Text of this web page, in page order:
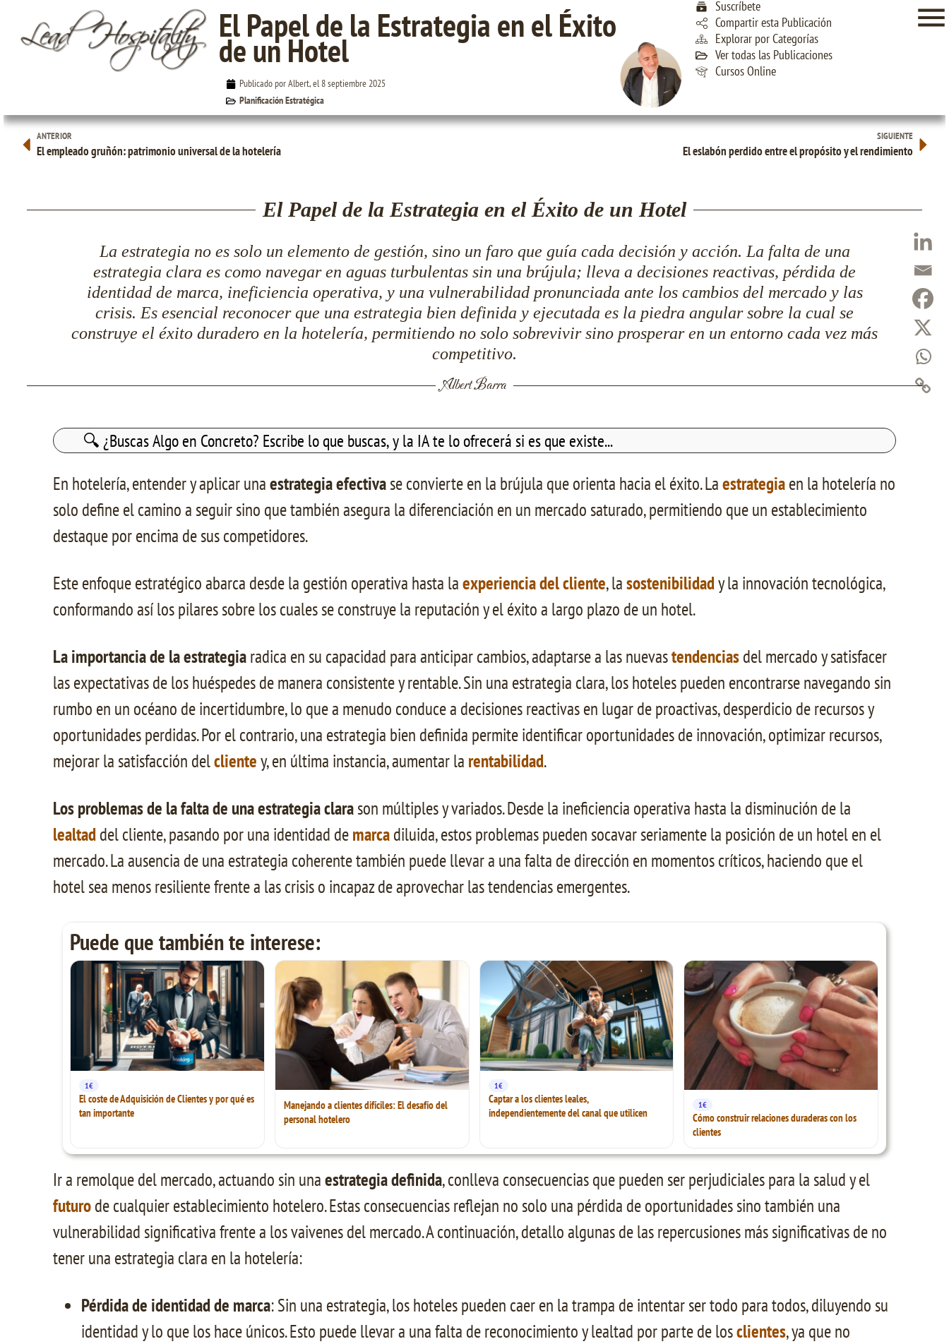
El Papel de la Estrategia en el Éxito
de un Hotel
Publicado por Albert, el8 septiembre 2025
Planificación Estratégica
Suscríbete
Compartir esta Publicación
Explorar por Categorías
Ver todas las Publicaciones
Cursos Online
ANTERIOR
El empleado gruñón: patrimonio universal de la hotelería
SIGUIENTE
El eslabón perdido entre el propósito y el rendimiento
El Papel de la Estrategia en el Éxito de un Hotel
La estrategia no es solo un elemento de gestión, sino un faro que guía cada decisión y acción. La falta de una
estrategia clara es como navegar en aguas turbulentas sin una brújula; lleva a decisiones reactivas, pérdida de
identidad de marca, ineficiencia operativa, y una vulnerabilidad pronunciada ante los cambios del mercado y las
crisis. Es esencial reconocer que una estrategia bien definida y ejecutada es la piedra angular sobre la cual se
construye el éxito duradero en la hotelería, permitiendo no solo sobrevivir sino prosperar en un entorno cada vez más
competitivo.
Albert Barra
Buscar:
En hotelería, entender y aplicar unaestrategia efectivase convierte en la brújula que orienta hacia el éxito. Laestrategiaen la hotelería no
solo define el camino a seguir sino que también asegura la diferenciación en un mercado saturado, permitiendo que un establecimiento
destaque por encima de sus competidores.
Este enfoque estratégico abarca desde la gestión operativa hasta laexperiencia del cliente, lasostenibilidady la innovación tecnológica,
conformando así los pilares sobre los cuales se construye la reputación y el éxito a largo plazo de un hotel.
La importancia de la estrategiaradica en su capacidad para anticipar cambios, adaptarse a las nuevastendenciasdel mercado y satisfacer
las expectativas de los huéspedes de manera consistente y rentable. Sin una estrategia clara, los hoteles pueden encontrarse navegando sin
rumbo en un océano de incertidumbre, lo que a menudo conduce a decisiones reactivas en lugar de proactivas, desperdicio de recursos y
oportunidades perdidas. Por el contrario, una estrategia bien definida permite identificar oportunidades de innovación, optimizar recursos,
mejorar la satisfacción delclientey, en última instancia, aumentar la rentabilidad.
Los problemas de la falta de una estrategia clarason múltiples y variados. Desde la ineficiencia operativa hasta la disminución de la
lealtaddel cliente, pasando por una identidad demarcadiluida, estos problemas pueden socavar seriamente la posición de un hotel en el
mercado. La ausencia de una estrategia coherente también puede llevar a una falta de dirección en momentos críticos, haciendo que el
hotel sea menos resiliente frente a las crisis o incapaz de aprovechar las tendencias emergentes.
Puede que también te interese:
1€
El coste de Adquisición de Clientes y por qué es
tan importante
Manejando a clientes difíciles: El desafío del
personal hotelero
1€
Captar a los clientes leales,
independientemente del canal que utilicen
1€
Cómo construir relaciones duraderas con los
clientes
Ir a remolque del mercado, actuando sin unaestrategia definida, conlleva consecuencias que pueden ser perjudiciales para la salud y el
futurode cualquier establecimiento hotelero. Estas consecuencias reflejan no solo una pérdida de oportunidades sino también una
vulnerabilidad significativa frente a los vaivenes del mercado. A continuación, detallo algunas de las repercusiones más significativas de no
tener una estrategia clara en la hotelería:
Pérdida de identidad de marca: Sin una estrategia, los hoteles pueden caer en la trampa de intentar ser todo para todos, diluyendo su
identidad y lo que los hace únicos. Esto puede llevar a una falta de reconocimiento y lealtad por parte de losclientes, ya que no